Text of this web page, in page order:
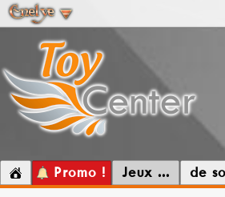
Promo ! Jeux ... de